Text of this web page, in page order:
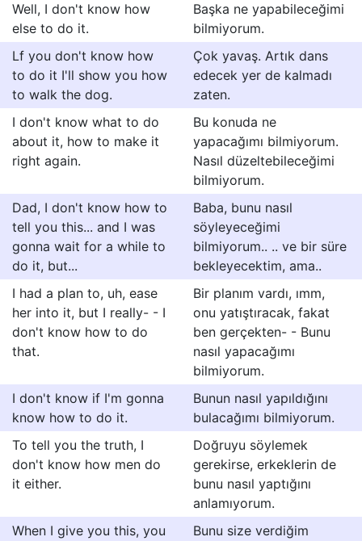
Well, I don't know how
else to do it.
Başka ne yapabileceğimi
bilmiyorum.
Lf you don't know how
to do it I'll show you how
to walk the dog.
Çok yavaş. Artık dans
edecek yer de kalmadı
zaten.
I don't know what to do
about it, how to make it
right again.
Bu konuda ne
yapacağımı bilmiyorum.
Nasıl düzeltebileceğimi
bilmiyorum.
Dad, I don't know how to
tell you this... and I was
gonna wait for a while to
do it, but...
Baba, bunu nasıl
söyleyeceğimi
bilmiyorum.. .. ve bir süre
bekleyecektim, ama..
I had a plan to, uh, ease
her into it, but I really- - I
don't know how to do
that.
Bir planım vardı, ımm,
onu yatıştıracak, fakat
ben gerçekten- - Bunu
nasıl yapacağımı
bilmiyorum.
I don't know if I'm gonna
know how to do it.
Bunun nasıl yapıldığını
bulacağımı bilmiyorum.
To tell you the truth, I
don't know how men do
it either.
Doğruyu söylemek
gerekirse, erkeklerin de
bunu nasıl yaptığını
anlamıyorum.
When I give you this, you
Bunu size verdiğim